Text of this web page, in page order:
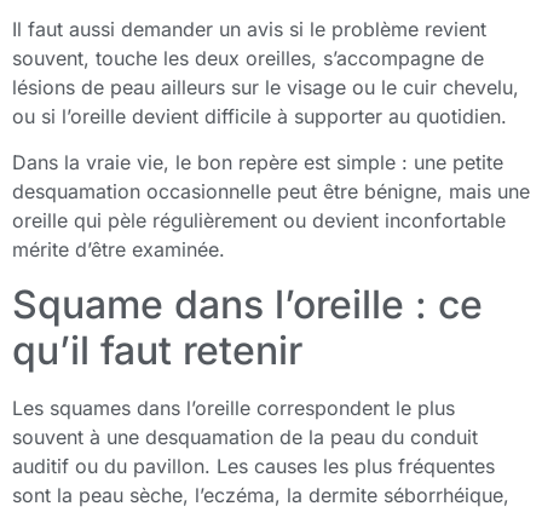
Il faut aussi demander un avis si le problème revient
souvent, touche les deux oreilles, s’accompagne de
lésions de peau ailleurs sur le visage ou le cuir chevelu,
ou si l’oreille devient difficile à supporter au quotidien.
Dans la vraie vie, le bon repère est simple : une petite
desquamation occasionnelle peut être bénigne, mais une
oreille qui pèle régulièrement ou devient inconfortable
mérite d’être examinée.
Squame dans l’oreille : ce
qu’il faut retenir
Les squames dans l’oreille correspondent le plus
souvent à une desquamation de la peau du conduit
auditif ou du pavillon. Les causes les plus fréquentes
sont la peau sèche, l’eczéma, la dermite séborrhéique,